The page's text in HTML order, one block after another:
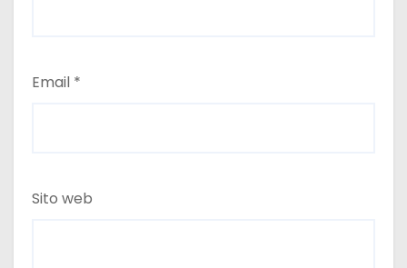
Email *
Sito web